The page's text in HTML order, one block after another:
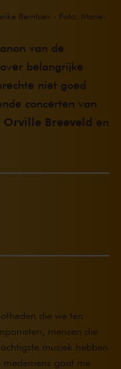
Berntsen - Foto: Marie-
van de
belangrijke
niet goed
concerten van
Orville Breeveld en
die we ten
mensen die
muziek hebben
medemens gaat me